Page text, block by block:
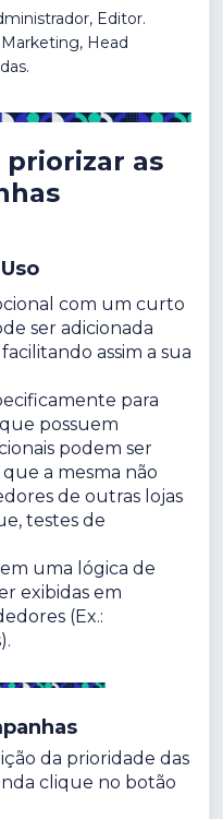
Editor.
Head
priorizar as
com um curto
ser adicionada
assim a sua
para
possuem
podem ser
a mesma não
de outras lojas
testes de
uma lógica de
exibidas em
(Ex.:
da prioridade das
clique no botão